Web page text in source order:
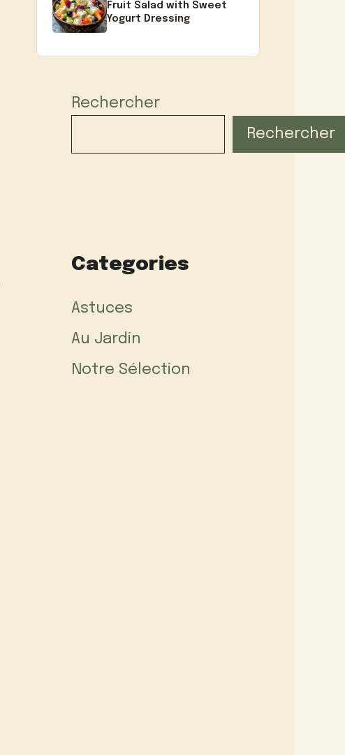
Fruit Salad with Sweet
Yogurt Dressing
Rechercher
Rechercher
Categories
Astuces
Au Jardin
Notre Sélection